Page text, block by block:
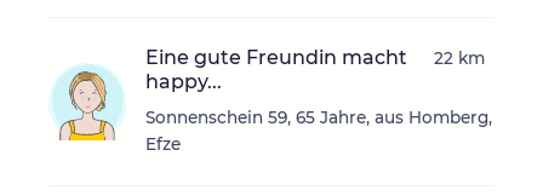
Eine gute Freundin macht
happy...
Sonnenschein 59, 65 Jahre, aus Homberg,
Efze
22 km